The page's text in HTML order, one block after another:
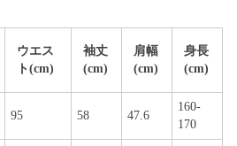
ウエス
ト(cm)
袖丈
(cm)
肩幅
(cm)
身長
(cm)
95 58 47.6
160-
170